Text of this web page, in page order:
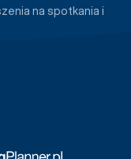
na spotkania i